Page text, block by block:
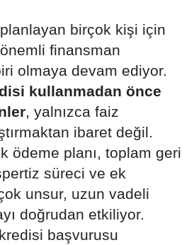
birçok kişi için
finansman
olmaya devam ediyor.
kullanmadan önce
, yalnızca faiz
ibaret değil.
ödeme planı, toplam geri
süreci ve ek
unsur, uzun vadeli
doğrudan etkiliyor.
başvurusu